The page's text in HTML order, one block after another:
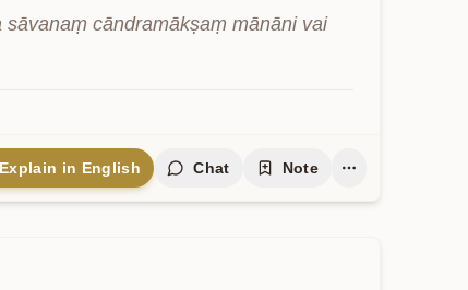
cāndramākṣaṃ mānāni vai
Explain in English Chat Note